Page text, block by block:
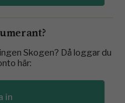
Skogen? Då loggar du
här:
in